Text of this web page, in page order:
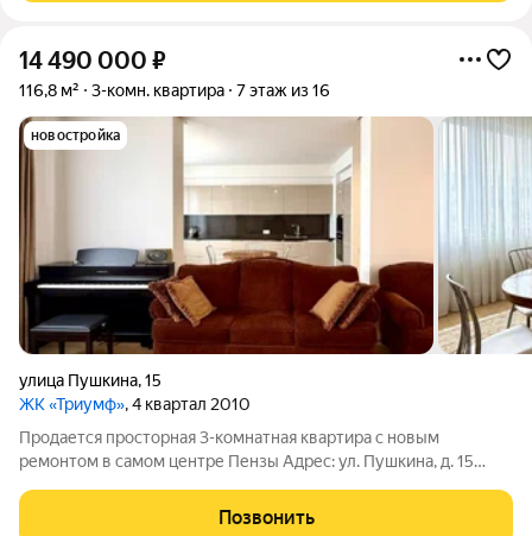
14 490 000 ₽
116,8 м² 3-комн. квартира 7 этаж из 16
новостройка
улица Пушкина,15
ЖК «Триумф», 4 квартал 2010
Продается просторная 3-комнатная квартира с новым
ремонтом в самом центре Пензы Адрес: ул. Пушкина, д. 15
Позвонить